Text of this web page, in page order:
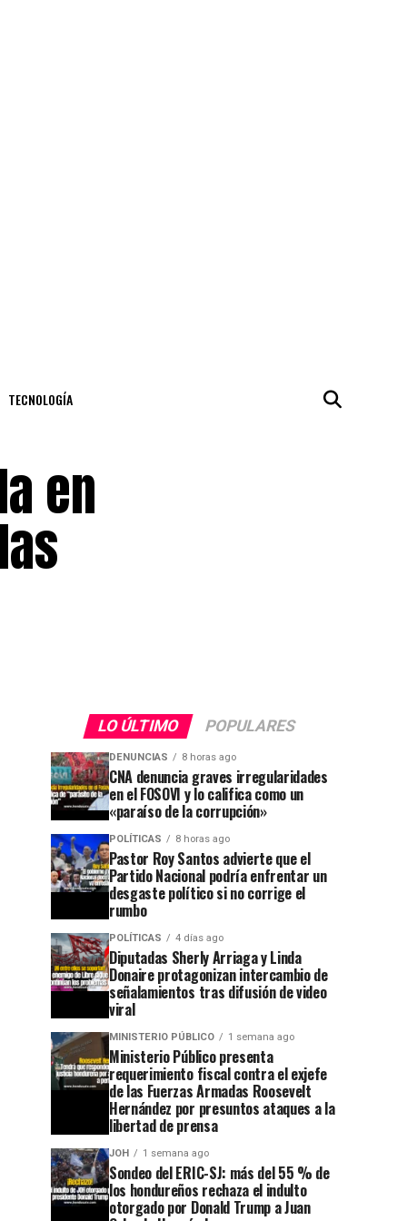
TECNOLOGÍA
en
LO ÚLTIMO POPULARES
DENUNCIAS 8 horas ago
CNA denuncia graves irregularidades
en el FOSOVI y lo califica como un
«paraíso de la corrupción»
POLÍTICAS 8 horas ago
Pastor Roy Santos advierte que el
Partido Nacional podría enfrentar un
desgaste político si no corrige el
rumbo
POLÍTICAS 4 días ago
Diputadas Sherly Arriaga y Linda
Donaire protagonizan intercambio de
señalamientos tras difusión de video
viral
MINISTERIO PÚBLICO 1 semana ago
Ministerio Público presenta
requerimiento fiscal contra el exjefe
de las Fuerzas Armadas Roosevelt
Hernández por presuntos ataques a la
libertad de prensa
JOH 1 semana ago
Sondeo del ERIC-SJ: más del 55 % de
los hondureños rechaza el indulto
otorgado por Donald Trump a Juan